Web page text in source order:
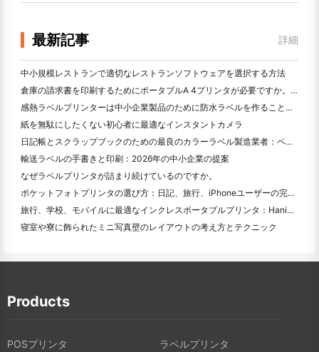
最新記事 詳細
中小規模レストランで適切なレストランソフトウェアを選択する方法
倉庫の請求書を印刷するためにポータブルA 4プリンタが必要ですか。何が本当に効果的なのか
感熱ラベルプリンターは中小企業製品のために防水ラベルを作ることができますか？
紙を無駄にしたくない初心者に最適なインスタントカメラ
日記帳とスクラップブックのための最良のカラーラベル製造業者：ページごとにさらに色を追加
輸送ラベルの手書きと印刷：2026年の中小企業の提案
なぜラベルプリンタが詰まり続けているのですか。
ポケットフォトプリンタの選び方：日記、旅行、iPhoneユーザーの完全ガイド
旅行、学校、モバイルに最適なインクレスポータブルプリンタ：Hanin MT 620 Pro評価
寝室や寮に飾られたミニ写真壁のレイアウトの考え方とテクニック
Products
POSプリンタ
ラベルプリンタ